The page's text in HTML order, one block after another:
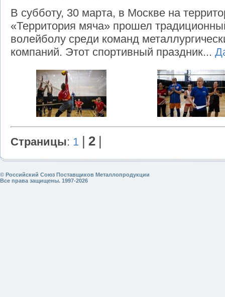
В субботу, 30 марта, в Москве на
«Территория мяча» прошел
волейболу среди команд
компаний. Этот спортивный праздник...
Страницы: 1 2
© Российский Союз Поставщиков Металлопродукции
Все права защищены. 1997-2026